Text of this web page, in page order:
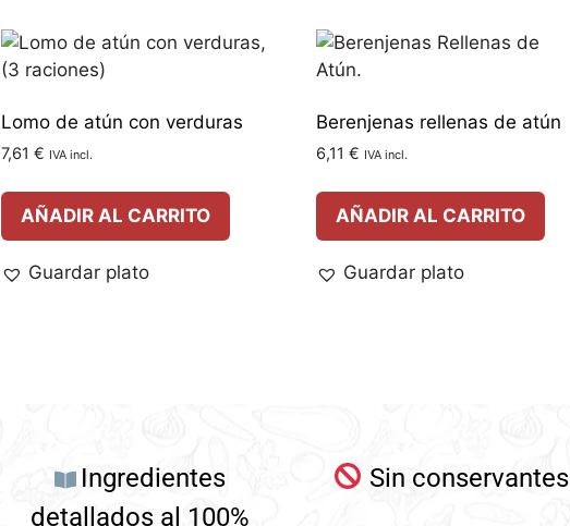
Lomo de atún con verduras
7,61 € IVA incl.
AÑADIR AL CARRITO
Guardar plato
Berenjenas rellenas de atún
6,11 € IVA incl.
AÑADIR AL CARRITO
Guardar plato
Ingredientes
detallados al 100%
Sin conservantes